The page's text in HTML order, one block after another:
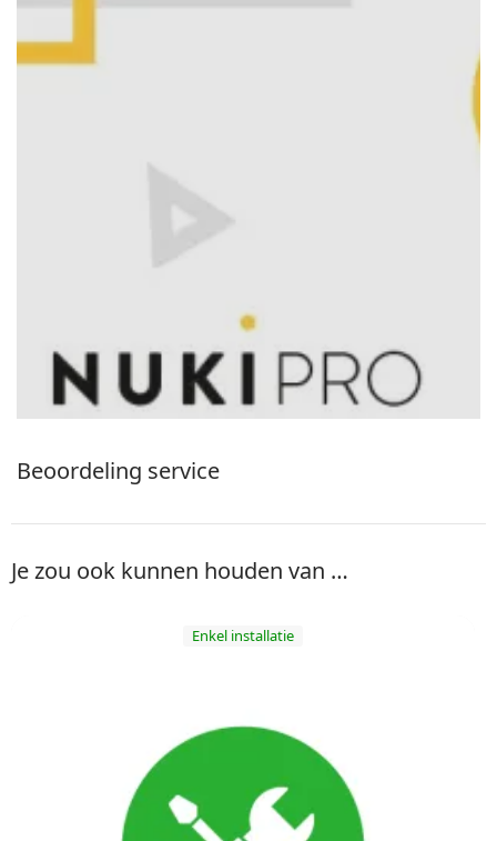
Beoordeling service
Je zou ook kunnen houden van …
Enkel installatie